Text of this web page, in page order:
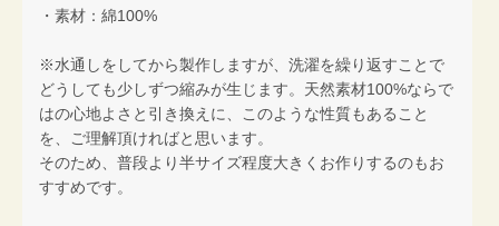
・素材：綿100%
※水通しをしてから製作しますが、洗濯を繰り返すことで
どうしても少しずつ縮みが生じます。天然素材100%ならで
はの心地よさと引き換えに、このような性質もあること
を、ご理解頂ければと思います。
そのため、普段より半サイズ程度大きくお作りするのもお
すすめです。